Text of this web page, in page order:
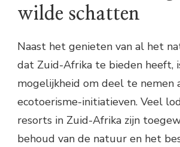
wilde schatten
Naast het genieten van al het
dat Zuid-Afrika te bieden heeft,
mogelijkheid om deel te nemen
ecotoerisme-initiatieven. Veel
resorts in Zuid-Afrika zijn
behoud van de natuur en het